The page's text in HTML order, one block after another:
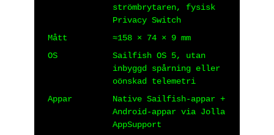
strömbrytaren, fysisk
Privacy Switch
Mått
≈158 × 74 × 9 mm
OS
Sailfish OS 5, utan
inbyggd spårning eller
oönskad telemetri
Appar
Native Sailfish-appar +
Android-appar via Jolla
AppSupport